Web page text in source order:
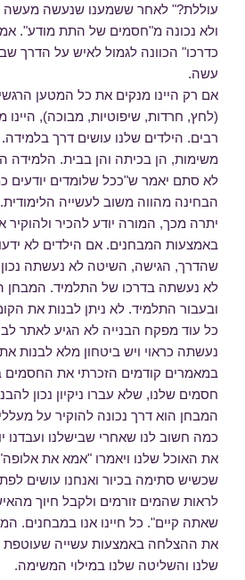
עוללת?" לאחר ששמענו שנעשה מעשה
ולא נכונה מ"חסמים של התת מודע".
כדרכו" הכוונה לגמול לאיש על הדרך
עשה.
אם רק היינו מנקים את כל המטען
(לחץ, חרדות, שיפוטיות, מבוכה), היינו
רבים. הילדים שלנו עושים דרך
משימות, הן בכיתה והן בבית. הלמידה
לא סתם יאמר ש"ככל שלומדים יודעים
הבחינה מהווה משוב לעשייה
יתרה מכך, המורה יודע להכיר
באמצעות המבחנים. אם הילדים לא
שהדרך, הגישה, השיטה לא נעשתה
לא נעשתה בדרכו של התלמיד. המבחן
ובעבור התלמיד. לא ניתן לבנות את
כל עוד מפקח הבנייה לא הגיע לאתר
נעשתה כראוי ויש ביטחון מלא לבנות
במאמרים קודמים הזכרתי את החסמים
חסמים שלנו, שלא עברו ניקיון נכון
המבחן הוא דרך נכונה להוקיר על
כמה חשוב לנו שאחרי שבישלנו ועבדנו
את האוכל שלנו ויאמרו "אמא את
שכשיש סתימה בכיור ואנחנו עושים
לראות שהמים זורמים ולקבל חיוך
שאתה קיים". כל חיינו אנו במבחנים.
את ההצלחה באמצעות עשייה
שלנו והשליטה שלנו במילוי המשימה.